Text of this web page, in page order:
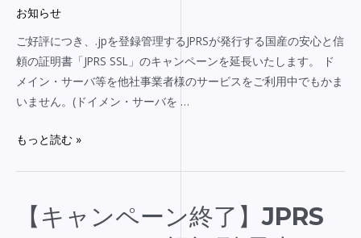
ー
開
催
お知らせ
ご好評につき、.jpを登録管理するJPRSが発行する国産の安心と信
頼の証明書「JPRS SSL」のキャンペーンを延長いたします。 ド
メイン・サーバ等を他社事業者様のサービスをご利用中でもかま
いません。(ドイメン・サーバを …
了】
ご
好
評
に
き
もっと読む »
【キャンペーン終了】JPRS
【キ